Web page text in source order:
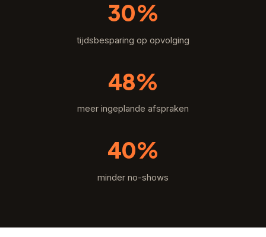
30%
tijdsbesparing op opvolging
48%
meer ingeplande afspraken
40%
minder no-shows